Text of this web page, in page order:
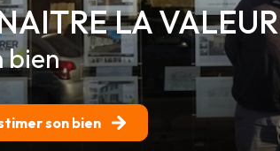
LA VALEUR
bien
son bien